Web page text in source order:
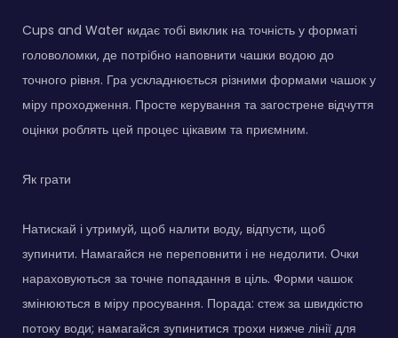
Cups and Water кидає тобі виклик на точність у форматі
головоломки, де потрібно наповнити чашки водою до
точного рівня. Гра ускладнюється різними формами чашок у
міру проходження. Просте керування та загострене відчуття
оцінки роблять цей процес цікавим та приємним.
Як грати
Натискай і утримуй, щоб налити воду, відпусти, щоб
зупинити. Намагайся не переповнити і не недолити. Очки
нараховуються за точне попадання в ціль. Форми чашок
змінюються в міру просування. Порада: стеж за швидкістю
потоку води; намагайся зупинитися трохи нижче лінії для